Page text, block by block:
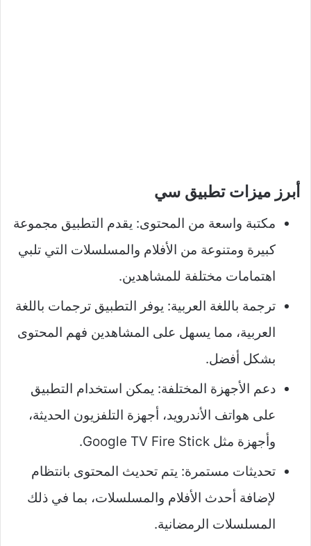
أبرز ميزات تطبيق سي
مكتبة واسعة من المحتوى: يقدم التطبيق مجموعة
كبيرة ومتنوعة من الأفلام والمسلسلات التي تلبي
اهتمامات مختلفة للمشاهدين.
ترجمة باللغة العربية: يوفر التطبيق ترجمات باللغة
العربية، مما يسهل على المشاهدين فهم المحتوى
بشكل أفضل.
دعم الأجهزة المختلفة: يمكن استخدام التطبيق
على هواتف الأندرويد، أجهزة التلفزيون الحديثة،
وأجهزة مثل Google TV Fire Stick.
تحديثات مستمرة: يتم تحديث المحتوى بانتظام
لإضافة أحدث الأفلام والمسلسلات، بما في ذلك
المسلسلات الرمضانية.